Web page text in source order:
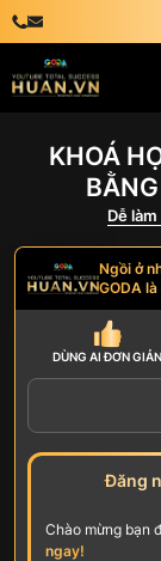
KHOÁ
Dễ
Ngồi ở
GODA
DÙNG AIĐƠN GIẢN
Đăng
Chào mừng bạn
ngay!